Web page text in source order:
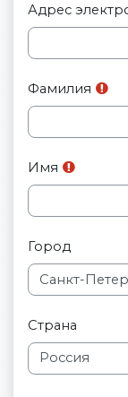
Адрес
Фамилия
Имя
Город
Страна